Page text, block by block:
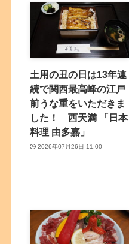
土用の丑の日は13年連
続で関西最高峰の江戸
前うな重をいただきま
した！ 西天満 「日本
料理 由多嘉」
2026年07月26日 11:00